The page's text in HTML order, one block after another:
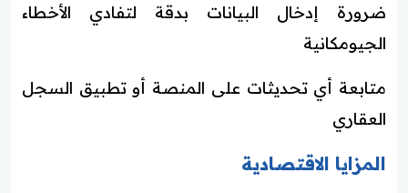
ضرورة إدخال البيانات بدقة لتفادي الأخطاء
الجيومكانية
متابعة أي تحديثات على المنصة أو تطبيق السجل
العقاري
المزايا الاقتصادية